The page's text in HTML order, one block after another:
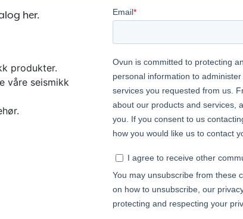
her.
produkter.
våre seismikk